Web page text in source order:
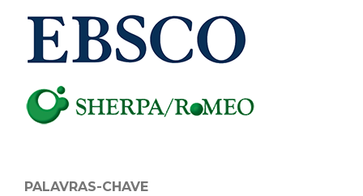
PALAVRAS-CHAVE